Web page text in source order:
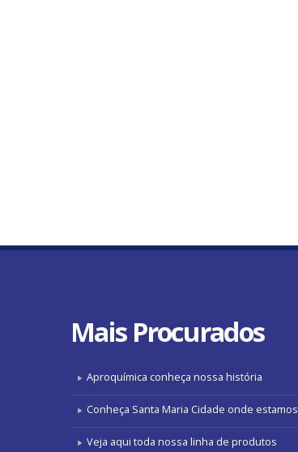
Mais Procurados
Aproquímica conheça nossa história
Conheça Santa Maria Cidade onde estamos
Veja aqui toda nossa linha de produtos